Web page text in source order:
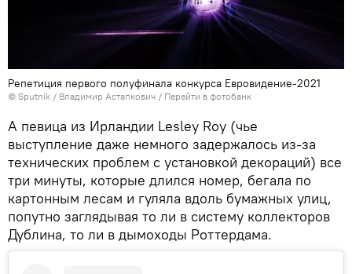
Репетиция первого полуфинала конкурса Евровидение-2021
© Sputnik / Владимир Астапкович / Перейти в фотобанк
А певица из Ирландии Lesley Roy (чье
выступление даже немного задержалось из-за
технических проблем с установкой декораций) все
три минуты, которые длился номер, бегала по
картонным лесам и гуляла вдоль бумажных улиц,
попутно заглядывая то ли в систему коллекторов
Дублина, то ли в дымоходы Роттердама.